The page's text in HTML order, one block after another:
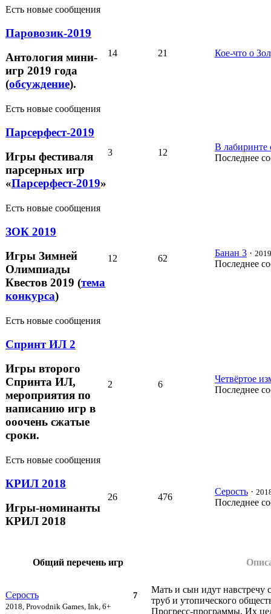
Есть новые сообщения
Паровозик-2019
Антология мини-
игр 2019 года
(обсуждение).
14 21 Кое-что о
Есть новые сообщения
Парсерфест-2019
Игры фестиваля
парсерных игр
«Парсерфест-2019»
3 12
В лабиринте
Последнее
Есть новые сообщения
ЗОК 2019
Игры Зимней
Олимпиады
Квестов 2019 (тема
конкурса)
12 62
Банан 3 ·
Последнее
Есть новые сообщения
Спринт ИЛ 2
Игры второго
Спринта ИЛ,
мероприятия по
написанию игр в
ооочень сжатые
сроки.
2 6
Четвёртое
Последнее
Есть новые сообщения
КРИЛ 2018
Игры-номинанты
КРИЛ 2018
26 476
Серость ·
Последнее
Общий перечень игр
7
Серость
2018, Provodnik Games, Ink, 6+
Мать и сын идут навстречу
труб и утопического
Прогресс-программы. Их